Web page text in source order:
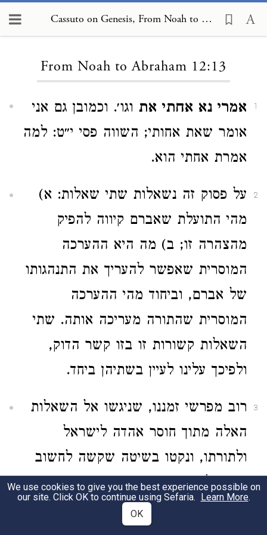
Cassuto on Genesis, From Noah to Abraham 12:13
From Noah to Abraham 12:13
1 אמרי נא אחתי את וגו׳. וכמובן גם אני
אומר שאת אחותי; השווה פסי י״ט: למה
אמרת אחתי הוא.
2
על פסוק זה נשאלות שתי שאלות: א)
מהי התועלת שאברם קיווה להפיק
מהצהרה זו; ב) מה היא ההערכה
המוסרית שאפשר להעריך את התנהגותו
של אברם, וביחוד מהי ההערכה
המוסרית שהתורה מעריכה אותה. שתי
השאלות קשורות זו בזו קשר הדוק,
ולפיכך עלינו לעיין בשתיהן ביחד.
3
רוב מפרשי זמננו, שניגשו אל השאלות
האלה מתוך חוסר אהדה לישראל
ולתורתו, ונקטו בשיטה שקשה לחשוב
אותה לשיטה מדעית טהורה, מייחסים
לאברם כוונות ופעולות לא הוגנות,
We use cookies to give you the best experience possible on
our site. Click OK to continue using Sefaria. Learn More.
OK